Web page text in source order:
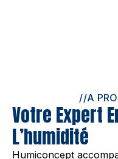
//A
Votre Expert
L’humidité
Humiconcept